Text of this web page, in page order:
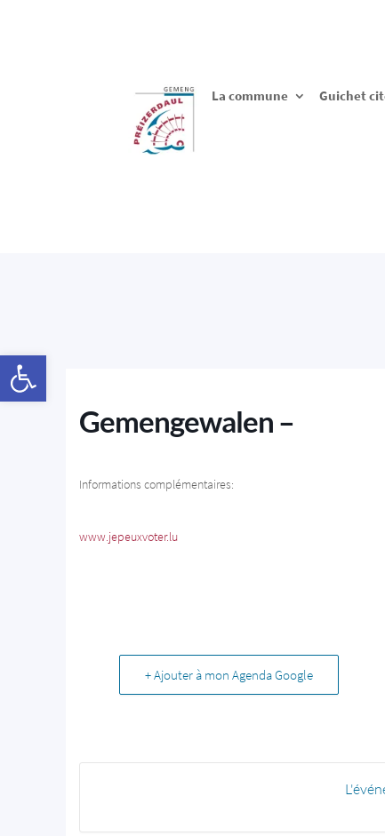
La commune Guichet
Gemengewalen –
Informations complémentaires:
www.jepeuxvoter.lu
+ Ajouter à mon Agenda Google
Ouvrir la barre d’outils